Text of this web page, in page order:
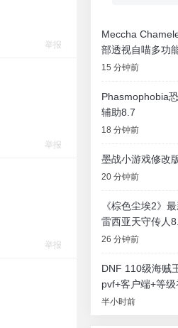
举报
举报
举报
Meccha
部透视自喵多功
15 分钟前
Phasmophobia
辅助8.7
18 分钟前
墨战小游戏修改
20 分钟前
《棕色尘埃2》
雷西亚天守传人
26 分钟前
DNF 110级海贼
pvf+客户端+等
半小时前